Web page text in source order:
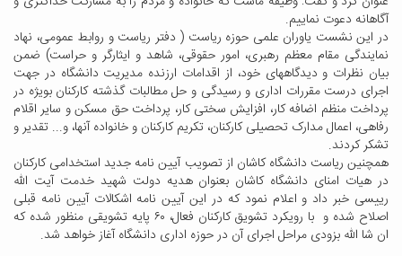
آگاهانه دعوت نماییم.
در این نشست یاوران علمی حوزه ریاست ( دفتر ریاست و روابط عمومی، نهاد
نمایندگی مقام معظم رهبری، امور حقوقی، شاهد و ایثارگر و حراست) ضمن
بیان نظرات و دیدگاههای خود، از اقدامات ارزنده مدیریت دانشگاه در جهت
اجرای درست مقررات اداری و رسیدگی و حل مطالبات گذشته کارکنان بویژه در
پرداخت منظم اضافه کار، افزایش سختی کار، پرداخت حق مسکن و سایر اقلام
رفاهی، اعمال مدارک تحصیلی کارکنان، تکریم کارکنان و خانواده آنها، و... تقدیر و
تشکر کردند.
همچنین ریاست دانشگاه کاشان از تصویب آیین نامه جدید استخدامی کارکنان
در هیات امنای دانشگاه کاشان بعنوان هدیه دولت شهید خدمت آیت الله
رییسی خبر داد و اعلام نمود که در این آیین نامه اشکالات آیین نامه قبلی
اصلاح شده و با رویکرد تشویق کارکنان فعال، ۶۰ پایه تشویقی منظور شده که
ان شا الله بزودی مراحل اجرای آن در حوزه اداری دانشگاه آغاز خواهد شد.